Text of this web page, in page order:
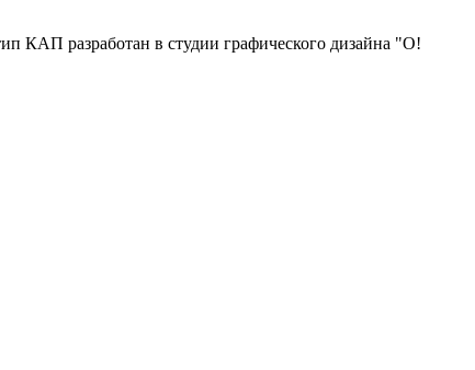
КАП разработан в студии графического дизайна "О!